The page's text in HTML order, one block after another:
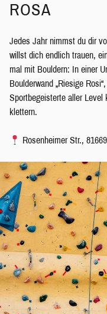
ROSA
Jedes Jahr nimmst du dir
willst dich endlich trauen,
mal mit Bouldern: In einer
Boulderwand „Riesige
Sportbegeisterte aller Level
klettern.
Rosenheimer Str.,